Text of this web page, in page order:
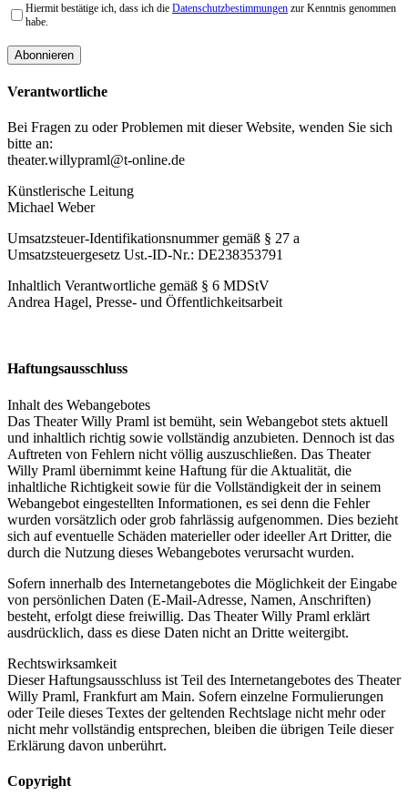
Hiermit bestätige ich, dass ich die Datenschutzbestimmungen zur Kenntnis genommen
habe.
Verantwortliche
Bei Fragen zu oder Problemen mit dieser Website, wenden Sie sich
bitte an:
theater.willypraml@t-online.de
Künstlerische Leitung
Michael Weber
Umsatzsteuer-Identifikationsnummer gemäß § 27 a
Umsatzsteuergesetz Ust.-ID-Nr.: DE238353791
Inhaltlich Verantwortliche gemäß § 6 MDStV
Andrea Hagel, Presse- und Öffentlichkeitsarbeit
Haftungsausschluss
Inhalt des Webangebotes
Das Theater Willy Praml ist bemüht, sein Webangebot stets aktuell
und inhaltlich richtig sowie vollständig anzubieten. Dennoch ist das
Auftreten von Fehlern nicht völlig auszuschließen. Das Theater
Willy Praml übernimmt keine Haftung für die Aktualität, die
inhaltliche Richtigkeit sowie für die Vollständigkeit der in seinem
Webangebot eingestellten Informationen, es sei denn die Fehler
wurden vorsätzlich oder grob fahrlässig aufgenommen. Dies bezieht
sich auf eventuelle Schäden materieller oder ideeller Art Dritter, die
durch die Nutzung dieses Webangebotes verursacht wurden.
Sofern innerhalb des Internetangebotes die Möglichkeit der Eingabe
von persönlichen Daten (E-Mail-Adresse, Namen, Anschriften)
besteht, erfolgt diese freiwillig. Das Theater Willy Praml erklärt
ausdrücklich, dass es diese Daten nicht an Dritte weitergibt.
Rechtswirksamkeit
Dieser Haftungsausschluss ist Teil des Internetangebotes des Theater
Willy Praml, Frankfurt am Main. Sofern einzelne Formulierungen
oder Teile dieses Textes der geltenden Rechtslage nicht mehr oder
nicht mehr vollständig entsprechen, bleiben die übrigen Teile dieser
Erklärung davon unberührt.
Copyright